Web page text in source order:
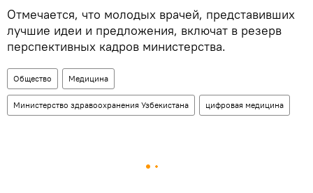
Отмечается, что молодых врачей, представивших
лучшие идеи и предложения, включат в резерв
перспективных кадров министерства.
Общество Медицина
Министерство здравоохранения Узбекистана цифровая медицина